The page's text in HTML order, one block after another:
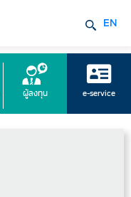
EN
ผู้ลงทุน e-service